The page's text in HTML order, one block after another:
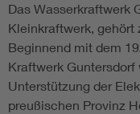
Das Wasserkraftwerk
Kleinkraftwerk, gehört
Beginnend mit dem
Kraftwerk
Unterstützung der
preußischen Provinz